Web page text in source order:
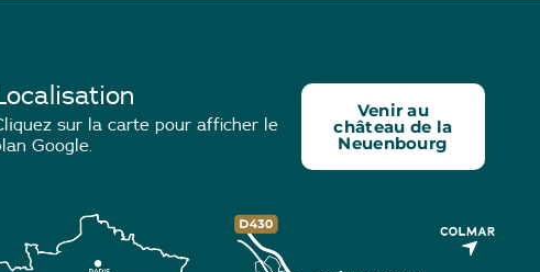
sur la carte pour afficher le
Google.
Venir au
château de la
Neuenbourg